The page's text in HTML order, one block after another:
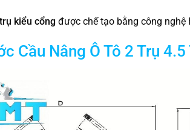
kiểu cổng được chế tạo bằng công nghệ
Cầu Nâng Ô Tô 2 Trụ